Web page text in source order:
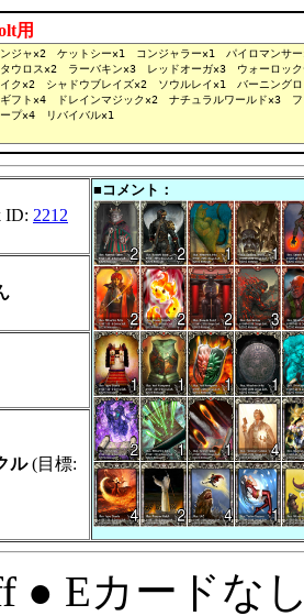
用
ID: 2212
■コメント：
ル(目標:
● Eカードな